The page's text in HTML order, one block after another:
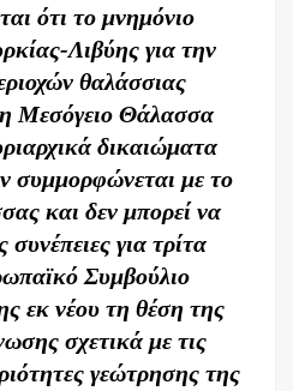
ότι το μνημόνιο
Λιβύης για την
θαλάσσιας
Μεσόγειο Θάλασσα
δικαιώματα
συμμορφώνεται με το
και δεν μπορεί να
συνέπειες για τρίτα
Συμβούλιο
εκ νέου τη θέση της
σχετικά με τις
γεώτρησης της